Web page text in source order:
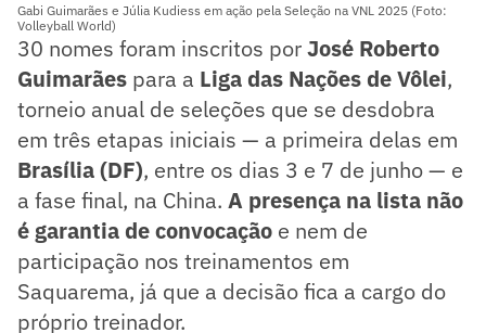
Gabi Guimarães e Júlia Kudiess em ação pela Seleção na VNL 2025 (Foto:
Volleyball World)
30 nomes foram inscritos porJosé Roberto
Guimarães para a Liga das Nações de Vôlei,
torneio anual de seleções que se desdobra
em três etapas iniciais — a primeira delas em
Brasília (DF), entre os dias 3 e 7 de junho — e
a fase final, na China. A presença na lista não
é garantia de convocação e nem de
participação nos treinamentos em
Saquarema, já que a decisão fica a cargo do
próprio treinador.